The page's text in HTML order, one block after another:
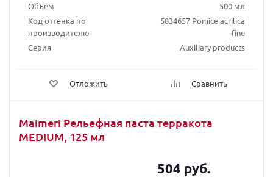
Объем
500 мл
Код оттенка по
производителю
5834657 Pomice acrilica
fine
Серия
Auxiliary products
Отложить Сравнить
Maimeri Рельефная паста терракота
MEDIUM, 125 мл
504 руб.